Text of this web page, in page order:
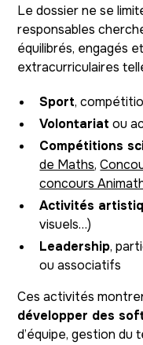
Le dossier ne se
responsables
équilibrés, engagés
extracurriculaires
Sport,
Volontariat ou
Compétitions
de Maths,
concours
Activités
visuels…)
Leadership,
ou associatifs
Ces activités
développer des
d’équipe, gestion du